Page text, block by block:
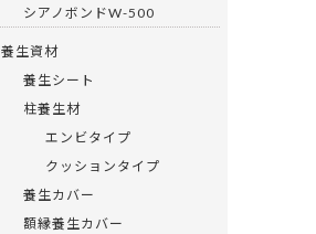
シアノボンドW-500
養生資材
養生シート
柱養生材
エンビタイプ
クッションタイプ
養生カバー
額縁養生カバー